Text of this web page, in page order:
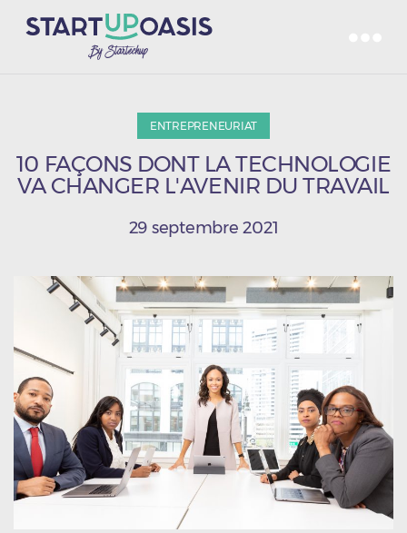
ENTREPRENEURIAT
10 FAÇONS DONT LA TECHNOLOGIE
VA CHANGER L'AVENIR DU TRAVAIL
29 septembre 2021